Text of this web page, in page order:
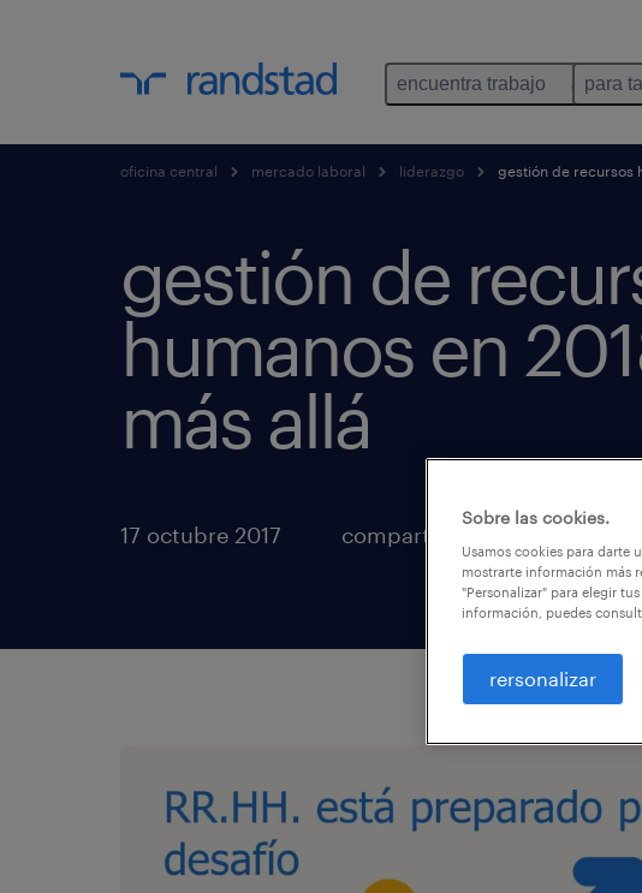
encuentra trabajo para
oficina central mercado laboral liderazgo gestión de recursos
gestión de
humanos en
más allá
17 octubre 2017 compartir artículos
Sobre las cookies.
Usamos cookies para darte
mostrarte información más
"Personalizar" para elegir
información, puedes
rersonalizar